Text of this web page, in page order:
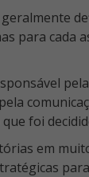
para cada
foi